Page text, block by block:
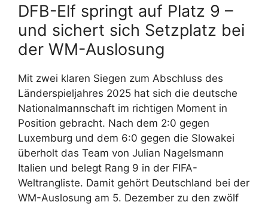
DFB-Elf springt auf Platz 9 –
und sichert sich Setzplatz bei
der WM-Auslosung
Mit zwei klaren Siegen zum Abschluss des
Länderspieljahres 2025 hat sich die deutsche
Nationalmannschaft im richtigen Moment in
Position gebracht. Nach dem 2:0 gegen
Luxemburg und dem 6:0 gegen die Slowakei
überholt das Team von Julian Nagelsmann
Italien und belegt Rang 9 in der FIFA-
Weltrangliste. Damit gehört Deutschland bei der
WM-Auslosung am 5. Dezember zu den zwölf